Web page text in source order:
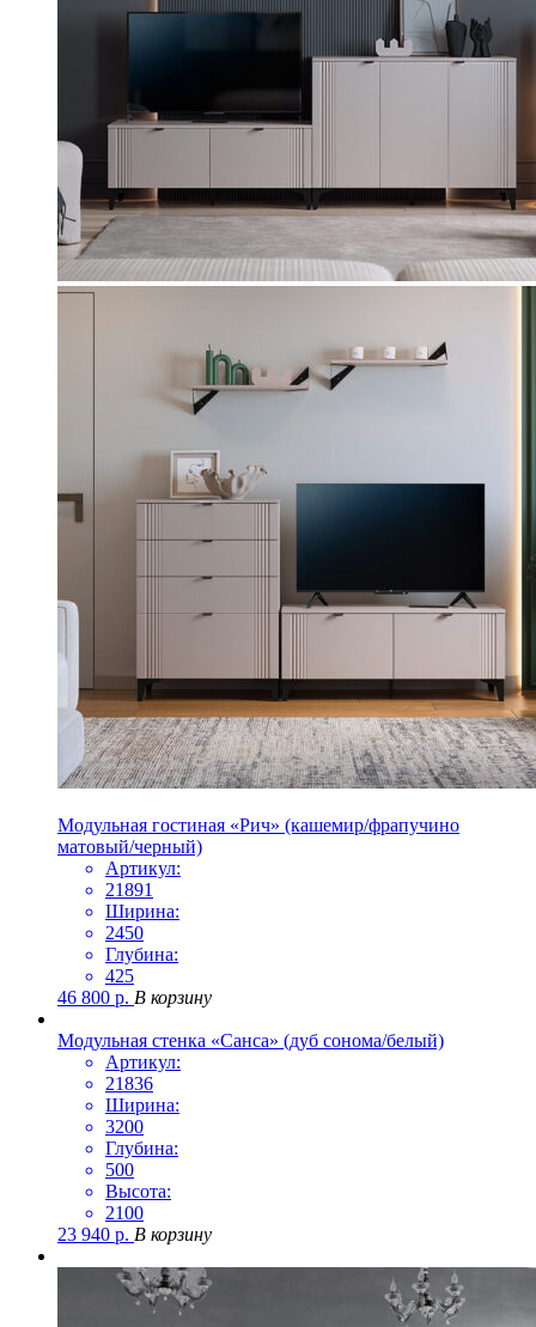
Модульная гостиная «Рич» (кашемир/фрапучино
матовый/черный)
Артикул:
21891
Ширина:
2450
Глубина:
425
46 800 р. В корзину
Модульная стенка «Санса» (дуб сонома/белый)
Артикул:
21836
Ширина:
3200
Глубина:
500
Высота:
2100
23 940 р. В корзину